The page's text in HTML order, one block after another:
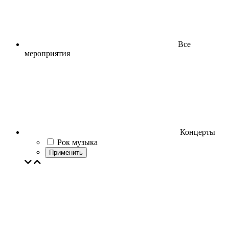
Все
мероприятия
Концерты
Рок музыка
Применить